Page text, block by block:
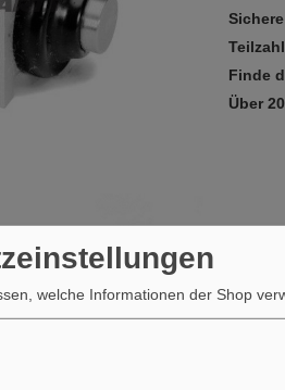
Finde
Über
welche Informationen der Shop